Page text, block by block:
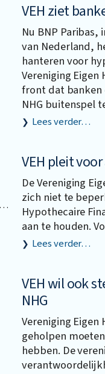
VEH ziet
Nu BNP
van Nederland,
hanteren voor
Vereniging Eigen
front dat banken
NHG buitenspel
Lees verder…
VEH pleit
De Vereniging
zich niet te
Hypothecaire
aan te houden.
Lees verder…
VEH wil ook
NHG
Vereniging
geholpen
hebben. De